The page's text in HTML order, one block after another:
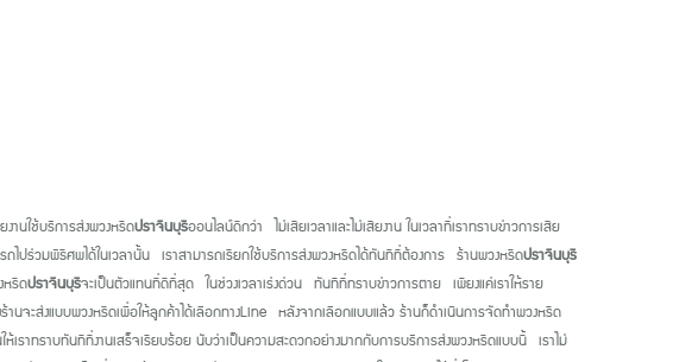
านใช้บริการส่งพวงหรีดปราจีนบุรีออนไลน์ดีกว่า ไม่เสียเวลาและไม่เสียงาน ในเวลาที่เราทราบข่าวการเสีย
ไปร่วมพิธีศพได้ในเวลานั้น เราสามารถเรียกใช้บริการส่งพวงหรีดได้ทันทีที่ต้องการ ร้านพวงหรีดปราจีนบุรี
หรีดปราจีนบุรีจะเป็นตัวแทนที่ดีที่สุด ในช่วงเวลาเร่งด่วน ทันทีที่ทราบข่าวการตาย เพียงแค่เราให้ราย
จะส่งแบบพวงหรีดเพื่อให้ลูกค้าได้เลือกทางLine หลังจากเลือกแบบแล้ว ร้านก็ดำเนินการจัดทำพวงหรีด
ราทราบทันทีที่งานเสร็จเรียบร้อย นับว่าเป็นความสะดวกอย่างมากกับการบริการส่งพวงหรีดแบบนี้ เราไม่